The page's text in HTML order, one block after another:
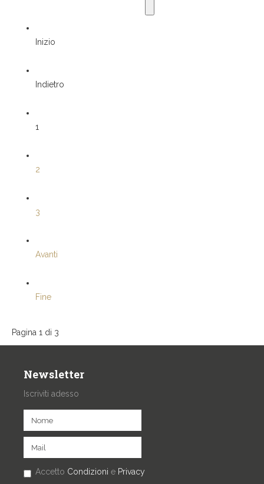
Inizio
Indietro
1
2
3
Avanti
Fine
Pagina 1 di 3
Newsletter
Iscriviti adesso
Accetto Condizioni e Privacy